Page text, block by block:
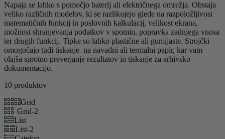
Napaja se lahko s pomočjo baterij ali električnega omrežja. Obstaja
veliko različnih modelov, ki se razlikujejo glede na razpoložljivost
matematičnih funkcij in poslovnih kalkulacij, velikost ekrana,
možnost shranjevanja podatkov v spomin, popravka zadnjega vnosa
ter drugih funkcij. Tipke so lahko plastične ali gumijaste. Strojčki
omogočajo tudi tiskanje na navadni ali termalni papir, kar vam
olajša sprotno preverjanje rezultatov in tiskanje za arhivsko
dokumentacijo.
10 produktov
Grid
Grid-2
List
List-2